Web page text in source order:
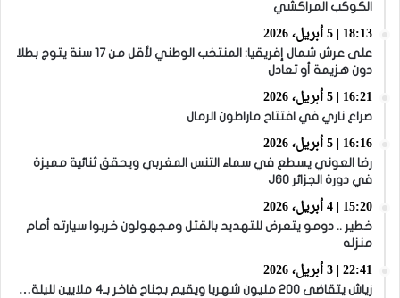
الكوكب المراكشي
18:13 | 5 أبريل، 2026
على عرش شمال إفريقيا: المنتخب الوطني لأقل من 17 سنة يتوج بطلا
دون هزيمة أو تعادل
16:21 | 5 أبريل، 2026
صراع ناري في افتتاح ماراطون الرمال
16:16 | 5 أبريل، 2026
رضا العوني يسطع في سماء التنس المغربي ويحقق ثنائية مميزة
في دورة الجزائر J60
15:20 | 4 أبريل، 2026
خطير .. دومو يتعرض للتهديد بالقتل ومجهولون خربوا سيارته أمام
منزله
22:41 | 3 أبريل، 2026
زياش يتقاضى 200 مليون شهريا ويقيم بجناح فاخر بـ4 ملايين لليلة…